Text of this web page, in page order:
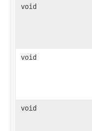
void
void
void